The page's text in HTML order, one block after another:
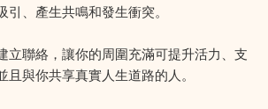
、產生共鳴和發生衝突。
立聯絡，讓你的周圍充滿可提升活力、支
與你共享真實人生道路的人。